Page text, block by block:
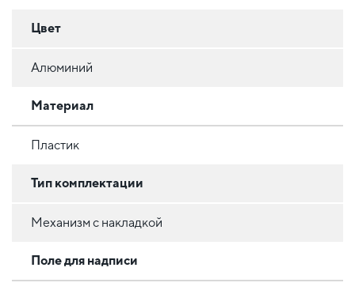
Цвет
Алюминий
Материал
Пластик
Тип комплектации
Механизм с накладкой
Поле для надписи